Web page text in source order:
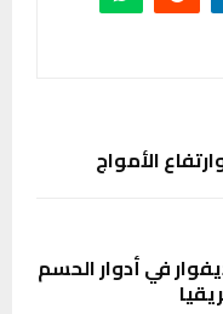
الأمواج
في أدوار الحسم